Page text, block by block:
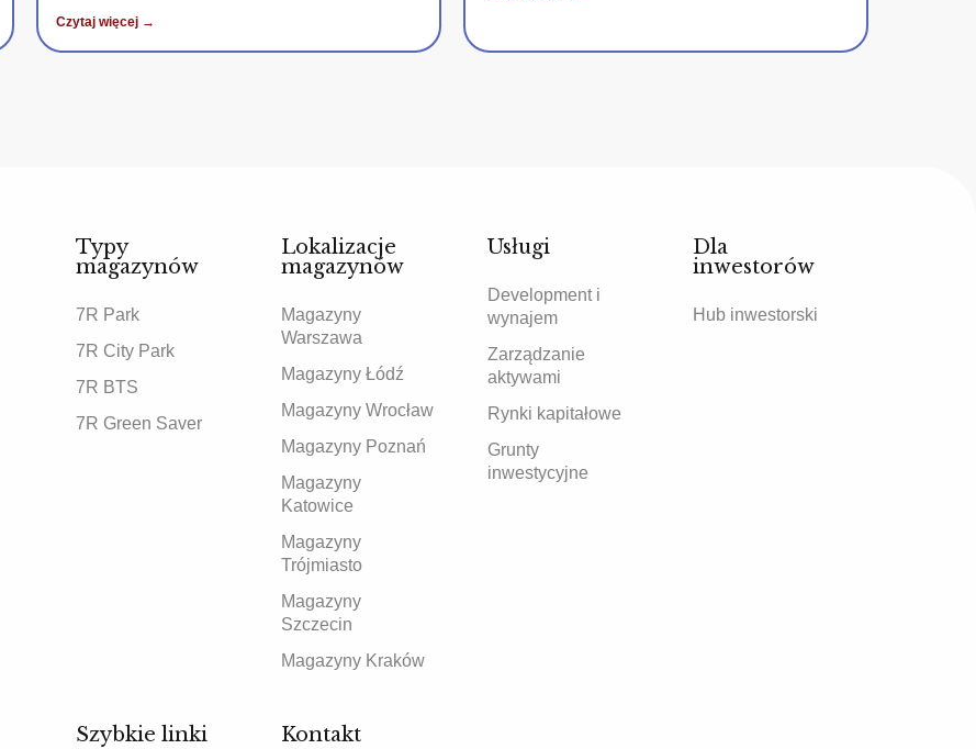
Czytaj więcej →
Typy
magazynów
7R Park
7R City Park
7R BTS
7R Green Saver
Lokalizacje
magazynów
Magazyny
Warszawa
Magazyny Łódź
Magazyny Wrocław
Magazyny Poznań
Magazyny
Katowice
Magazyny
Trójmiasto
Magazyny
Szczecin
Magazyny Kraków
Usługi
Development i
wynajem
Zarządzanie
aktywami
Rynki kapitałowe
Grunty
inwestycyjne
Dla
inwestorów
Hub inwestorski
Szybkie linki Kontakt